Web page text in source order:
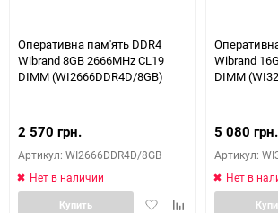
Оперативна пам'ять DDR4
Wibrand 8GB 2666MHz CL19
DIMM (WI2666DDR4D/8GB)
2 570 грн.
Артикул: WI2666DDR4D/8GB
Нет в наличии
ДобавитьДобавить
Купить
Wibrand
DIMM
5 080 грн.
Артикул:
Нет в